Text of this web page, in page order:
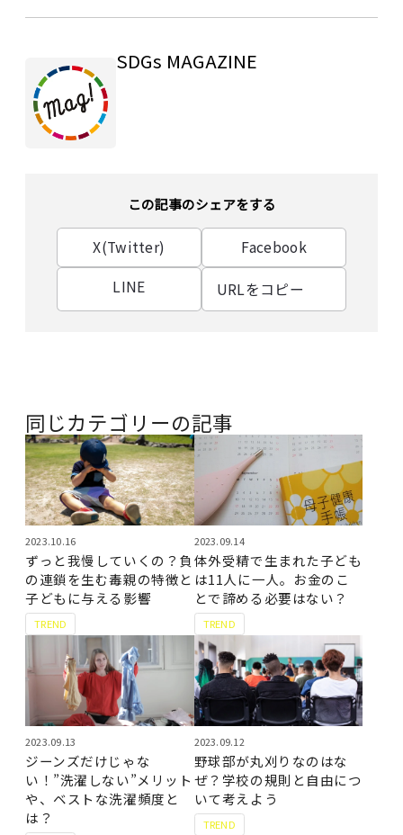
SDGs MAGAZINE
この記事のシェアをする
X(Twitter)
Facebook
LINE
URLをコピー
同じカテゴリーの記事
TREND
2023.10.16
ずっと我慢していくの？負
の連鎖を生む毒親の特徴と
子どもに与える影響
TREND
2023.09.14
体外受精で生まれた子ども
は11人に一人。お金のこ
とで諦める必要はない？
2023.09.13
ジーンズだけじゃな
い！”洗濯しない”メリット
や、ベストな洗濯頻度と
は？
TREND
2023.09.12
野球部が丸刈りなのはな
ぜ？学校の規則と自由につ
いて考えよう